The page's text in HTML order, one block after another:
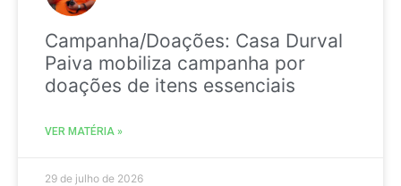
Campanha/Doações: Casa Durval
Paiva mobiliza campanha por
doações de itens essenciais
VER MATÉRIA »
29 de julho de 2026